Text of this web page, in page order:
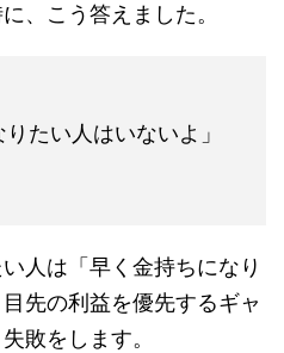
、こう答えました。
たい人はいないよ」
人は「早く金持ちになり
先の利益を優先するギャ
敗をします。